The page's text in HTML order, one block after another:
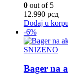
0 out of 5
12.990 рсд
Dodaj u korpu
-6%
SNIZENO
Bager na